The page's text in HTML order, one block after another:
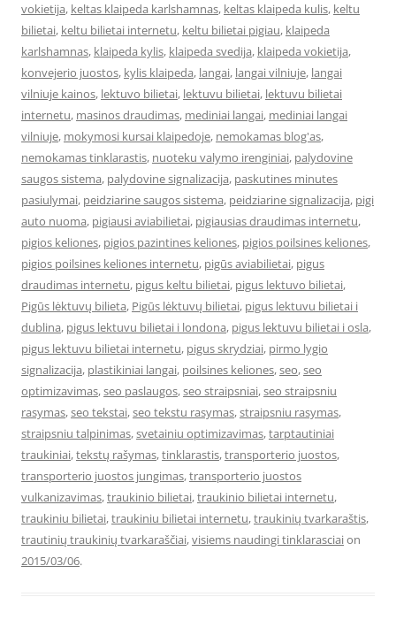
vokietija, keltas klaipeda karlshamnas, keltas klaipeda kulis, keltu
bilietai, keltu bilietai internetu, keltu bilietai pigiau, klaipeda
karlshamnas, klaipeda kylis, klaipeda svedija, klaipeda vokietija,
konvejerio juostos, kylis klaipeda, langai, langai vilniuje, langai
vilniuje kainos, lektuvo bilietai, lektuvu bilietai, lektuvu bilietai
internetu, masinos draudimas, mediniai langai, mediniai langai
vilniuje, mokymosi kursai klaipedoje, nemokamas blog'as,
nemokamas tinklarastis, nuoteku valymo irenginiai, palydovine
saugos sistema, palydovine signalizacija, paskutines minutes
pasiulymai, peidziarine saugos sistema, peidziarine signalizacija, pigi
auto nuoma, pigiausi aviabilietai, pigiausias draudimas internetu,
pigios keliones, pigios pazintines keliones, pigios poilsines keliones,
pigios poilsines keliones internetu, pigūs aviabilietai, pigus
draudimas internetu, pigus keltu bilietai, pigus lektuvo bilietai,
Pigūs lėktuvų bilieta, Pigūs lėktuvų bilietai, pigus lektuvu bilietai i
dublina, pigus lektuvu bilietai i londona, pigus lektuvu bilietai i osla,
pigus lektuvu bilietai internetu, pigus skrydziai, pirmo lygio
signalizacija, plastikiniai langai, poilsines keliones,seo,seo
optimizavimas,seo paslaugos,seo straipsniai,seo straipsniu
rasymas,seo tekstai,seo tekstu rasymas,straipsniu rasymas,
straipsniu talpinimas,svetainiu optimizavimas,tarptautiniai
traukiniai,tekstų rašymas,tinklarastis,transporterio juostos,
transporterio juostos jungimas,transporterio juostos
vulkanizavimas,traukinio bilietai,traukinio bilietai internetu,
traukiniu bilietai,traukiniu bilietai internetu,traukinių tvarkaraštis,
trautinių traukinių tvarkaraščiai,visiems naudingi tinklarasciaion
2015/03/06.